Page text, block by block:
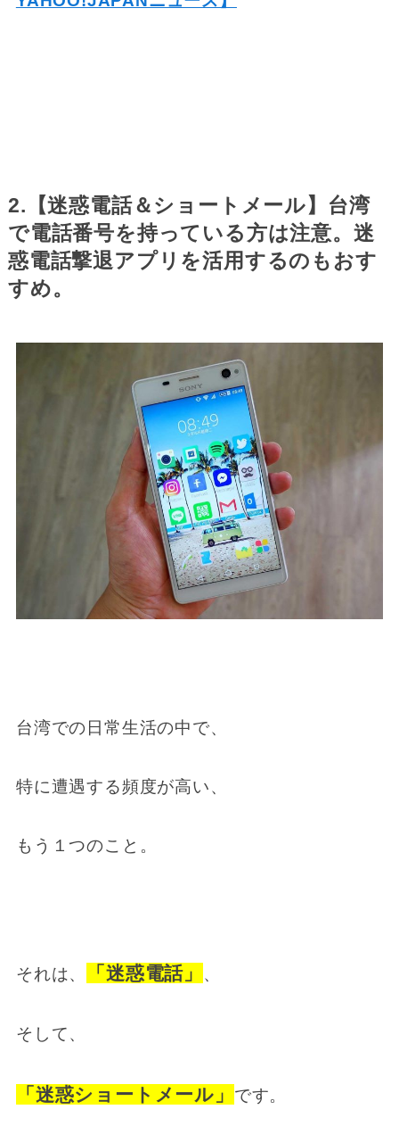
2.【迷惑電話＆ショートメール】台湾
で電話番号を持っている方は注意。迷
惑電話撃退アプリを活用するのもおす
すめ。
台湾での日常生活の中で、
特に遭遇する頻度が高い、
もう１つのこと。
それは、 「迷惑電話」 、
そして、
「迷惑ショートメール」 です。